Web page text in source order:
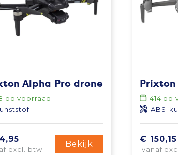
Alpha Pro drone
op voorraad
excl. btw
Bekijk
414 op
ABS-
€ 150,15
vanaf